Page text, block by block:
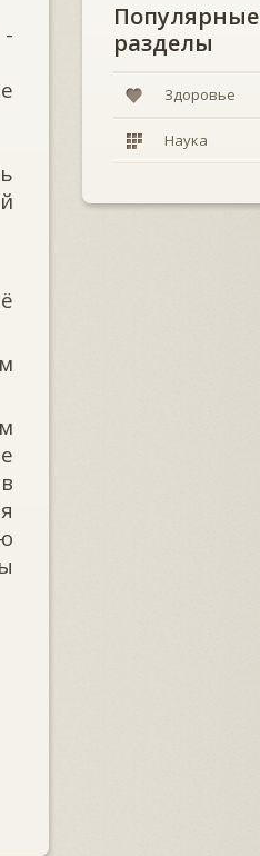
Популярные
разделы
Здоровье
Наука